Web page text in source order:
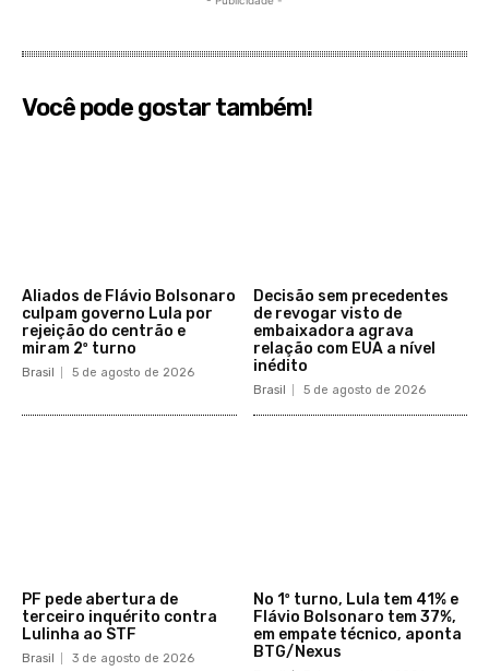
Você pode gostar também!
Aliados de Flávio Bolsonaro
culpam governo Lula por
rejeição do centrão e
miram 2º turno
Brasil 5 de agosto de 2026
Decisão sem precedentes
de revogar visto de
embaixadora agrava
relação com EUA a nível
inédito
Brasil 5 de agosto de 2026
PF pede abertura de
terceiro inquérito contra
Lulinha ao STF
Brasil 3 de agosto de 2026
No 1º turno, Lula tem 41% e
Flávio Bolsonaro tem 37%,
em empate técnico, aponta
BTG/Nexus